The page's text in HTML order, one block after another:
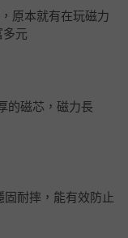
原本就有在玩磁力
多元
的磁芯，磁力長
耐摔，能有效防止